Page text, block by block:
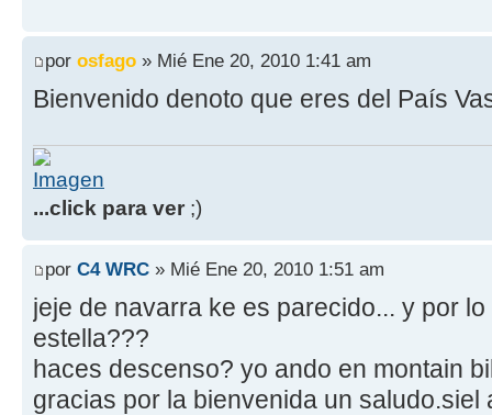
por osfago » Mié Ene 20, 2010 1:41 am
Bienvenido denoto que eres del País
...click para ver ;)
por C4 WRC » Mié Ene 20, 2010 1:51 am
jeje de navarra ke es parecido... y por
estella???
haces descenso? yo ando en montain
gracias por la bienvenida un saludo.siel